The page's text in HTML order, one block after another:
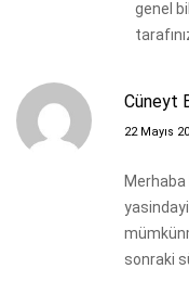
genel
Cüneyt
22 Mayıs
Merhaba
sonraki